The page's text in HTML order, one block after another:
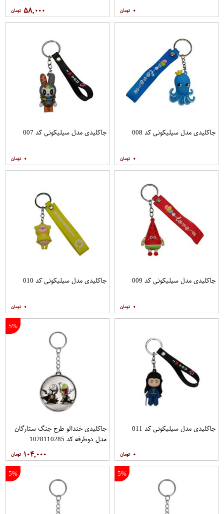
۰ ۵۸,۰۰۰
جاکلیدی مدل سیلیکونی کد 008
۰
جاکلیدی مدل سیلیکونی کد 007
۰
جاکلیدی مدل سیلیکونی کد 009
۰
جاکلیدی مدل سیلیکونی کد 010
۰
جاکلیدی مدل سیلیکونی کد 011
۰
5%
جاکلیدی خندالو طرح جنگ ستارگان
مدل دوطرفه کد 1028110285
۱۰۴,۰۰۰
5%
5%